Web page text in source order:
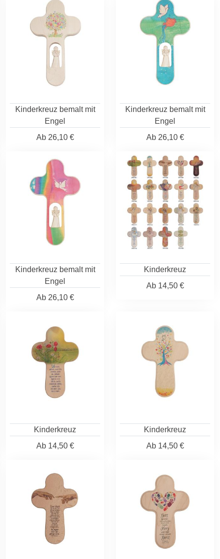
Kinderkreuz bemalt mit
Engel
Ab26,10 €
Kinderkreuz bemalt mit
Engel
Ab26,10 €
Kinderkreuz bemalt mit
Engel
Ab26,10 €
Kinderkreuz
Ab14,50 €
Kinderkreuz
Ab14,50 €
Kinderkreuz
Ab14,50 €